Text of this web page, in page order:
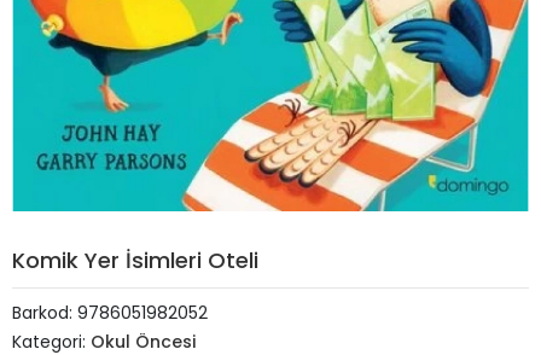
Komik Yer İsimleri Oteli
Barkod: 9786051982052
Kategori: Okul Öncesi